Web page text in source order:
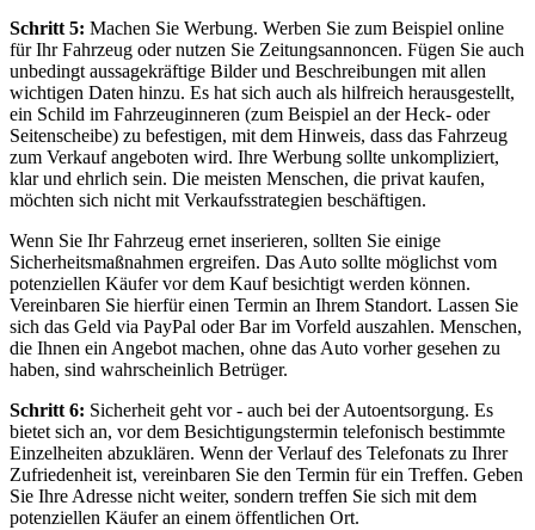
Schritt 5: Machen Sie Werbung. Werben Sie zum Beispiel online
für Ihr Fahrzeug oder nutzen Sie Zeitungsannoncen. Fügen Sie auch
unbedingt aussagekräftige Bilder und Beschreibungen mit allen
wichtigen Daten hinzu. Es hat sich auch als hilfreich herausgestellt,
ein Schild im Fahrzeuginneren (zum Beispiel an der Heck- oder
Seitenscheibe) zu befestigen, mit dem Hinweis, dass das Fahrzeug
zum Verkauf angeboten wird. Ihre Werbung sollte unkompliziert,
klar und ehrlich sein. Die meisten Menschen, die privat kaufen,
möchten sich nicht mit Verkaufsstrategien beschäftigen.
Wenn Sie Ihr Fahrzeug ernet inserieren, sollten Sie einige
Sicherheitsmaßnahmen ergreifen. Das Auto sollte möglichst vom
potenziellen Käufer vor dem Kauf besichtigt werden können.
Vereinbaren Sie hierfür einen Termin an Ihrem Standort. Lassen Sie
sich das Geld via PayPal oder Bar im Vorfeld auszahlen. Menschen,
die Ihnen ein Angebot machen, ohne das Auto vorher gesehen zu
haben, sind wahrscheinlich Betrüger.
Schritt 6: Sicherheit geht vor - auch bei der Autoentsorgung. Es
bietet sich an, vor dem Besichtigungstermin telefonisch bestimmte
Einzelheiten abzuklären. Wenn der Verlauf des Telefonats zu Ihrer
Zufriedenheit ist, vereinbaren Sie den Termin für ein Treffen. Geben
Sie Ihre Adresse nicht weiter, sondern treffen Sie sich mit dem
potenziellen Käufer an einem öffentlichen Ort.